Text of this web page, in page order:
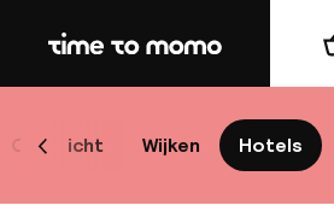
Home
Overzicht Wijken Hotels
Scroll naar links